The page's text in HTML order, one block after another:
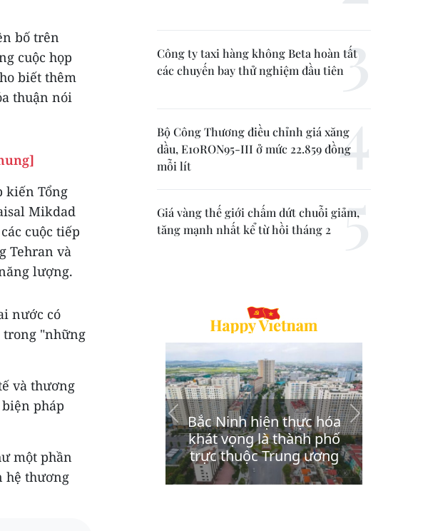
bố trên
cuộc họp
biết thêm
thuận nói
kiến Tổng
Mikdad
cuộc tiếp
Tehran và
lượng.
nước có
"những
và thương
pháp
một phần
hệ thương
Công ty taxi hàng không Beta hoàn tất
các chuyến bay thử nghiệm đầu tiên
Bộ Công Thương điều chỉnh giá xăng
dầu, E10RON95-III ở mức 22.859 đồng
mỗi lít
Giá vàng thế giới chấm dứt chuỗi giảm,
tăng mạnh nhất kể từ hồi tháng 2